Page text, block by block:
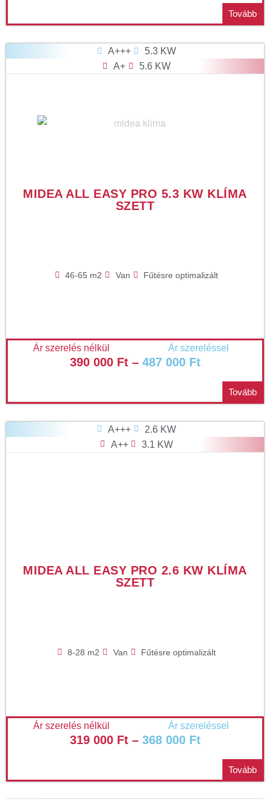
Tovább
A+++
5.3 KW
A+
5.6 KW
MIDEA ALL EASY PRO 5.3 KW KLÍMA
SZETT
46-65 m2 Van Fűtésre optimalizált
Ár szerelés nélkül Ár szereléssel
390 000 Ft– 487 000 Ft
Tovább
A+++
2.6 KW
A++
3.1 KW
MIDEA ALL EASY PRO 2.6 KW KLÍMA
SZETT
8-28 m2 Van Fűtésre optimalizált
Ár szerelés nélkül Ár szereléssel
319 000 Ft– 368 000 Ft
Tovább